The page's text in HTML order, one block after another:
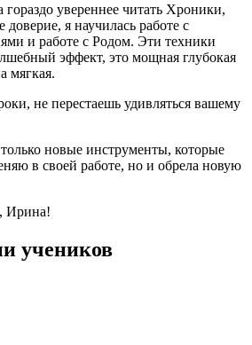
гораздо увереннее читать Хроники,
я научилась работе с
и работе с Родом. Эти техники
эффект, это мощная глубокая
мягкая.
не перестаешь удивляться вашему
новые инструменты, которые
в своей работе, но и обрела новую
Ирина!
учеников